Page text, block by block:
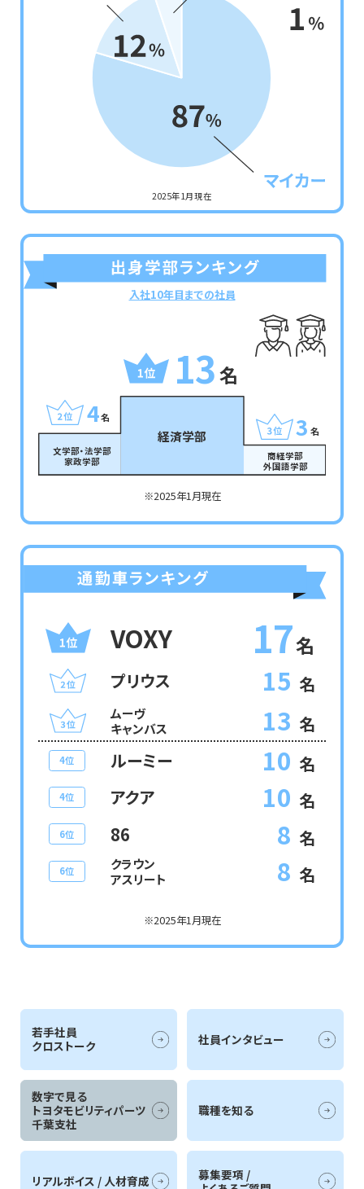
2025年1月現在
入社10年目までの社員
13名
経済学部
4名
文学部・法学部
家政学部
3 名
商経学部
外国語学部
※2025年1月現在
VOXY 17名
プリウス 15 名
ムーヴ
キャンバス
13 名
4位 ルーミー 10 名
4位 アクア 10 名
6位 86 8 名
6位
クラウン
アスリート
8 名
※2025年1月現在
若手社員
クロストーク
社員インタビュー
数字で見る
トヨタモビリティパーツ
千葉支社
職種を知る
リアルボイス / ⼈材育成
募集要項 /